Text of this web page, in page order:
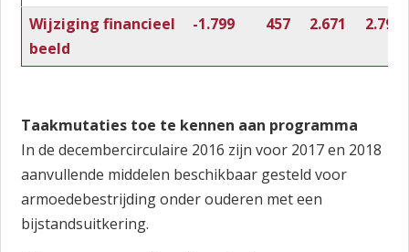
Wijziging financieel
beeld
-1.799 457 2.671 2.796
Taakmutaties toe te kennen aan programma
In de decembercirculaire 2016 zijn voor 2017 en 2018
aanvullende middelen beschikbaar gesteld voor
armoedebestrijding onder ouderen met een
bijstandsuitkering.